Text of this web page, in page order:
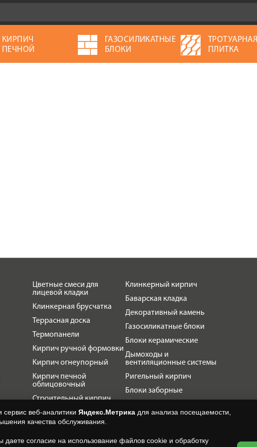
КИРПИЧ
ПЕЧНОЙ
ГАЗОСИЛИКАТНЫЕ
БЛОКИ
ТРОТУАРНАЯ
ПЛИТКА
Цветные смеси для
лицевой кладки
Клинкерная брусчатка
Террасная доска
Термопанели
Кирпич ручной формовки
Кирпич огнеупорный
Кирпич печной
облицовочный
Строительный кирпич
Тротуарная плитка
Кирпич облицовочный
Клинкерный кирпич
Баварская кладка
Декоративный камень
Газосиликатные блоки
Блоки керамические
Дымоходы и
вентиляционные системы
Ригельный кирпич
Блоки заборные
веб-аналитики Яндекс.Метрика для анализа посещаемости,
качества обслуживания.
даете согласие на использование файлов cookie и обработку